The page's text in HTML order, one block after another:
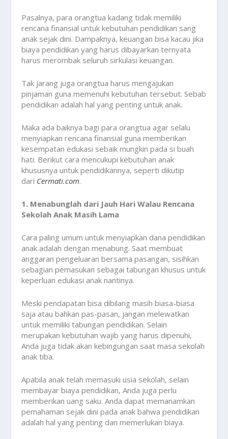
Pasalnya, para orangtua kadang tidak memiliki
rencana finansial untuk kebutuhan pendidikan sang
anak sejak dini. Dampaknya, keuangan bisa kacau jika
biaya pendidikan yang harus dibayarkan ternyata
harus merombak seluruh sirkulasi keuangan.
Tak jarang juga orangtua harus mengajukan
pinjaman guna memenuhi kebutuhan tersebut. Sebab
pendidikan adalah hal yang penting untuk anak.
Maka ada baiknya bagi para orangtua agar selalu
menyiapkan rencana finansial guna memberikan
kesempatan edukasi sebaik mungkin pada si buah
hati. Berikut cara mencukupi kebutuhan anak
khususnya untuk pendidikannya, seperti dikutip
dari Cermati.com.
1. Menabunglah dari Jauh Hari Walau Rencana
Sekolah Anak Masih Lama
Cara paling umum untuk menyiapkan dana pendidikan
anak adalah dengan menabung. Saat membuat
anggaran pengeluaran bersama pasangan, sisihkan
sebagian pemasukan sebagai tabungan khusus untuk
keperluan edukasi anak nantinya.
Meski pendapatan bisa dibilang masih biasa-biasa
saja atau bahkan pas-pasan, jangan melewatkan
untuk memiliki tabungan pendidikan. Selain
merupakan kebutuhan wajib yang harus dipenuhi,
Anda juga tidak akan kebingungan saat masa sekolah
anak tiba.
Apabila anak telah memasuki usia sekolah, selain
membayar biaya pendidikan, Anda juga perlu
memberikan uang saku. Anda dapat memanamkan
pemahaman sejak dini pada anak bahwa pendidikan
adalah hal yang penting dan memerlukan biaya.